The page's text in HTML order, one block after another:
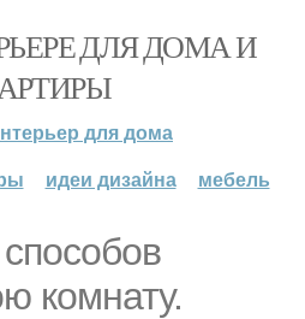
ДЛЯ ДОМА И
для дома
идеи дизайна мебель
комнату.